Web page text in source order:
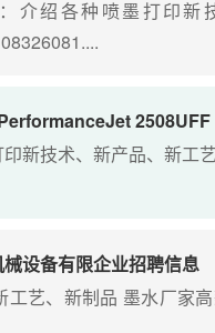
介绍各种喷墨打印新
2508UFF
新技术、新产品、新工
设备有限企业招聘信息
艺、新制品 墨水厂家